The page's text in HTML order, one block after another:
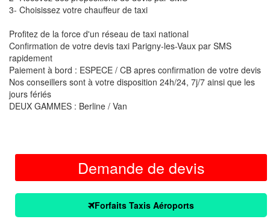
3- Choisissez votre chauffeur de taxi
Profitez de la force d'un réseau de taxi national
Confirmation de votre devis taxi Parigny-les-Vaux par SMS
rapidement
Paiement à bord : ESPECE / CB apres confirmation de votre devis
Nos conseillers sont à votre disposition 24h/24, 7j/7 ainsi que les
jours fériés
DEUX GAMMES : Berline / Van
Demande de devis
Forfaits Taxis Aéroports